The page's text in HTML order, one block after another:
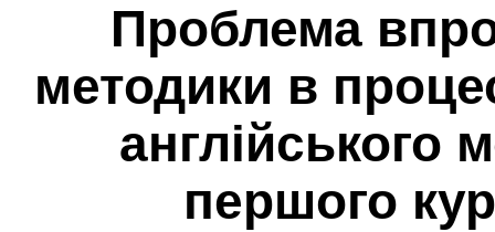
Проблема
методики в
англійського
першого